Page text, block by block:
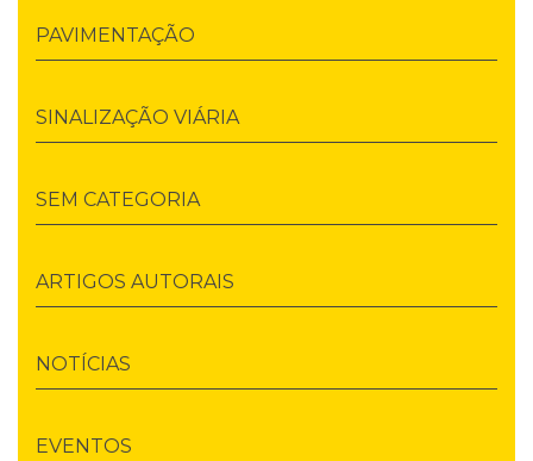
PAVIMENTAÇÃO
SINALIZAÇÃO VIÁRIA
SEM CATEGORIA
ARTIGOS AUTORAIS
NOTÍCIAS
EVENTOS